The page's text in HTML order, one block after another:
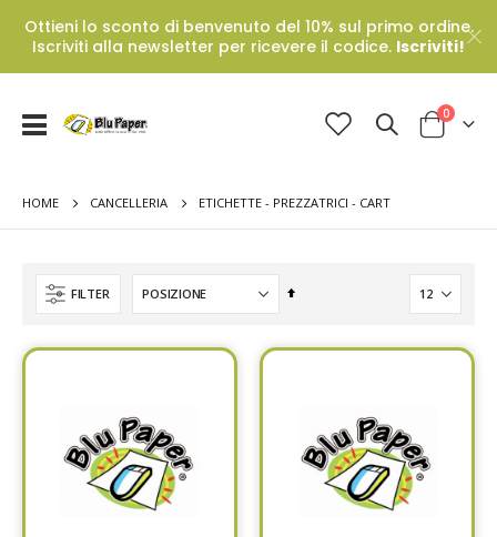
Ottieni lo sconto di benvenuto del 10% sul primo ordine.
Iscriviti alla newsletter per ricevere il codice. Iscriviti!
Toggle
Cart
0Prodotti
HOME CANCELLERIA ETICHETTE - PREZZATRICI - CART
FILTER
Set